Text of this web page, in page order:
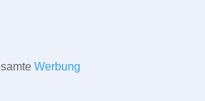
Werbung